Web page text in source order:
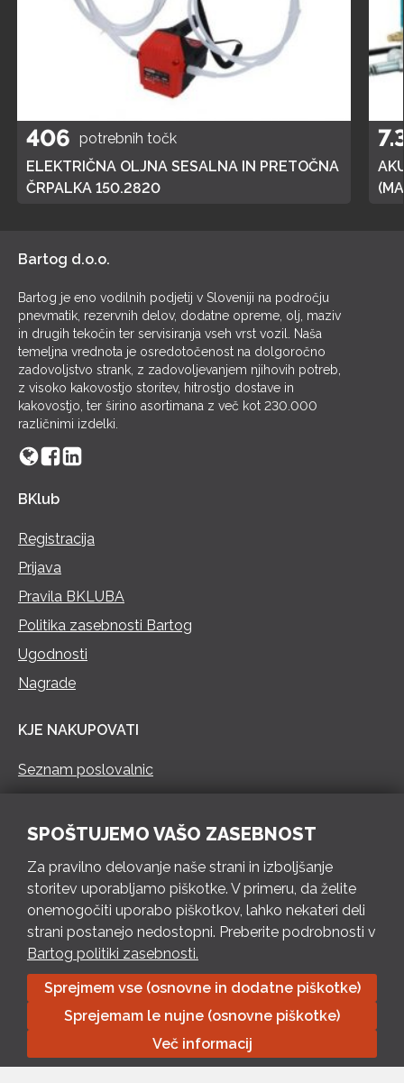
406 potrebnih točk
ELEKTRIČNA OLJNA SESALNA IN PRETOČNA
ČRPALKA 150.2820
Bartog d.o.o.
Bartog je eno vodilnih podjetij v Sloveniji na področju
pnevmatik, rezervnih delov, dodatne opreme, olj, maziv
in drugih tekočin ter servisiranja vseh vrst vozil. Naša
temeljna vrednota je osredotočenost na dolgoročno
zadovoljstvo strank, z zadovoljevanjem njihovih potreb,
z visoko kakovostjo storitev, hitrostjo dostave in
kakovostjo, ter širino asortimana z več kot 230.000
različnimi izdelki.
BKlub
Registracija
Prijava
Pravila BKLUBA
Politika zasebnosti Bartog
Ugodnosti
Nagrade
KJE NAKUPOVATI
Seznam poslovalnic
PON – PET 8 – 18 h / SOB 8 – 12 h
Pošlji e-mail
Izpolni kontaktni obrazec
Bartog d.o.o. Trebnje | ID: SI79128718 | IBAN: SI56 1010 0003
8174 248, Banka Intesa Sanpaolo d.d.| Predsednik Uprave:
Ivan Šantorić | Predsednik Nadzornega odbora: Ilija Tokić |
Delniški kapital: 783.970,08 EUR, plačano v celoti | Obrtniška
SPOŠTUJEMO VAŠO ZASEBNOST
Za pravilno delovanje naše strani in izboljšanje
storitev uporabljamo piškotke. V primeru, da želite
onemogočiti uporabo piškotkov, lahko nekateri deli
strani postanejo nedostopni. Preberite podrobnosti v
Bartog politiki zasebnosti.
Sprejmem vse (osnovne in dodatne piškotke)
Sprejemam le nujne (osnovne piškotke)
Več informacij